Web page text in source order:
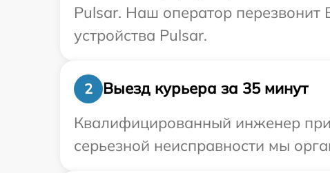
Pulsar. Наш оператор
устройства Pulsar.
2
Выезд курьера за 35 минут
Квалифицированный инженер
серьезной неисправности мы